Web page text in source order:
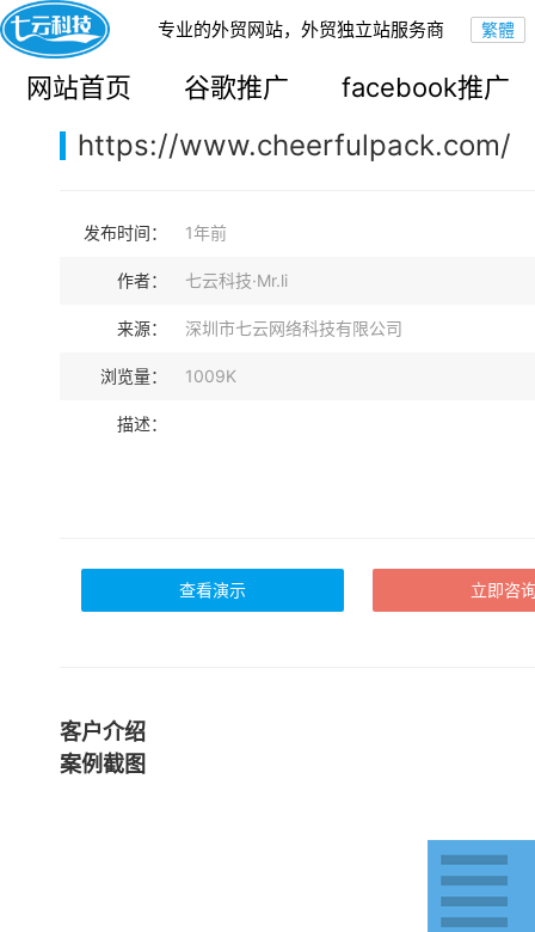
专业的外贸网站，外贸独立站服务商
网站首页 谷歌推广 facebook推广
您的当前位置： 网站首页>案例展示>B2B外贸独立站
https://www.cheerfulpack.com/
发布时间： 1年前
作者： 七云科技·Mr.li
来源： 深圳市七云网络科技有限公司
浏览量： 1009K
描述：
查看演示 立即咨
客户介绍
案例截图